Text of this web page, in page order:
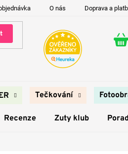
O nás Doprava a
Tečkování
Recenze Zuty klub